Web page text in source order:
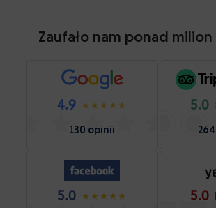
Zaufało nam ponad
4.9
130 opinii
5.0
5.0 5.0